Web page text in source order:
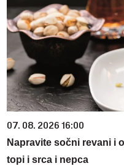
07. 08. 2026 16:00
Napravite sočni revani i
topi i srca i nepca